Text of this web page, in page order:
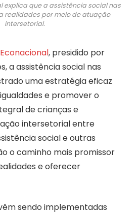
explica que a assistência social nas
realidades por meio de atuação
intersetorial.
, presidido por
a assistência social nas
uma estratégia eficaz
e promover o
de crianças e
intersetorial entre
social e outras
o caminho mais promissor
e oferecer
sendo implementadas